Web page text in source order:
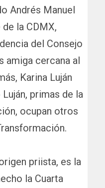
Andrés Manuel
la CDMX,
del Consejo
amiga cercana al
Karina Luján
primas de la
ocupan otros
priista, es la
la Cuarta